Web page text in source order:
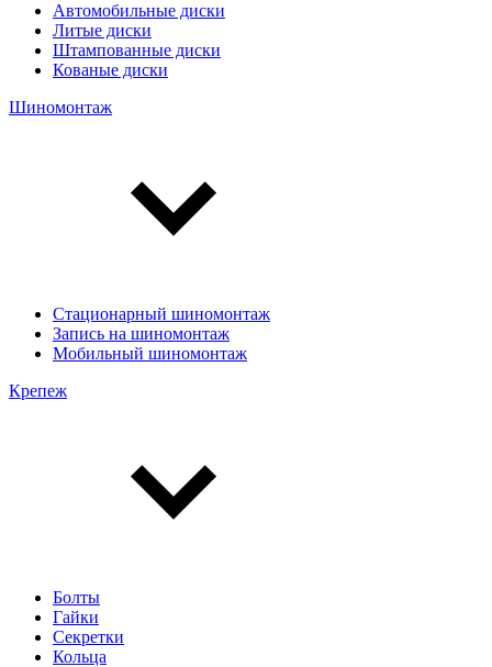
Автомобильные диски
Литые диски
Штампованные диски
Кованые диски
Шиномонтаж
Стационарный шиномонтаж
Запись на шиномонтаж
Мобильный шиномонтаж
Крепеж
Болты
Гайки
Секретки
Кольца